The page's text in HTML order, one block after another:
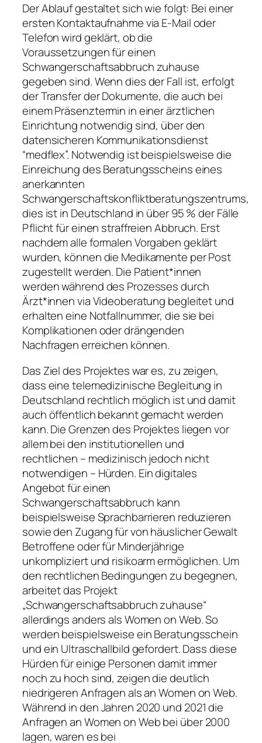
Der Ablauf gestaltet sich wie folgt: Bei einer
ersten Kontaktaufnahme via E-Mail oder
Telefon wird geklärt, ob die
Voraussetzungen für einen
Schwangerschaftsabbruch zuhause
gegeben sind. Wenn dies der Fall ist, erfolgt
der Transfer der Dokumente, die auch bei
einem Präsenztermin in einer ärztlichen
Einrichtung notwendig sind, über den
datensicheren Kommunikationsdienst
“medflex”. Notwendig ist beispielsweise die
Einreichung des Beratungsscheins eines
anerkannten
Schwangerschaftskonfliktberatungszentrums,
dies ist in Deutschland in über 95 % der Fälle
Pflicht für einen straffreien Abbruch. Erst
nachdem alle formalen Vorgaben geklärt
wurden, können die Medikamente per Post
zugestellt werden. Die Patient*innen
werden während des Prozesses durch
Ärzt*innen via Videoberatung begleitet und
erhalten eine Notfallnummer, die sie bei
Komplikationen oder drängenden
Nachfragen erreichen können.
Das Ziel des Projektes war es, zu zeigen,
dass eine telemedizinische Begleitung in
Deutschland rechtlich möglich ist und damit
auch öffentlich bekannt gemacht werden
kann. Die Grenzen des Projektes liegen vor
allem bei den institutionellen und
rechtlichen – medizinisch jedoch nicht
notwendigen – Hürden. Ein digitales
Angebot für einen
Schwangerschaftsabbruch kann
beispielsweise Sprachbarrieren reduzieren
sowie den Zugang für von häuslicher Gewalt
Betroffene oder für Minderjährige
unkompliziert und risikoarm ermöglichen. Um
den rechtlichen Bedingungen zu begegnen,
arbeitet das Projekt
„Schwangerschaftsabbruch zuhause“
allerdings anders als Women on Web. So
werden beispielsweise ein Beratungsschein
und ein Ultraschallbild gefordert. Dass diese
Hürden für einige Personen damit immer
noch zu hoch sind, zeigen die deutlich
niedrigeren Anfragen als an Women on Web.
Während in den Jahren 2020 und 2021 die
Anfragen an Women on Web bei über 2000
lagen, waren es bei